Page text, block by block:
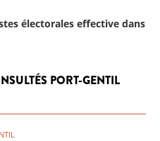
électorales effective dans
PORT-GENTIL